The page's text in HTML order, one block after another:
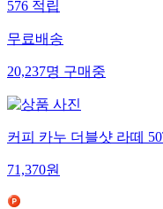
576적립
무료배송
20,237명구매중
커피 카누 더블샷 라떼
71,370원